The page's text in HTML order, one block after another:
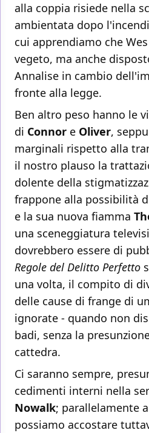
alla coppia risiede nella
ambientata dopo
cui apprendiamo che
vegeto, ma anche
Annalise in cambio
fronte alla legge.
Ben altro peso hanno le
di Connor e Oliver,
marginali rispetto alla
il nostro plauso la
dolente della
frappone alla possibilità
e la sua nuova fiamma
una sceneggiatura
dovrebbero essere di
Regole del Delitto Perfetto
una volta, il compito di
delle cause di frange di
ignorate - quando non
badi, senza la
cattedra.
Ci saranno sempre,
cedimenti interni nella
Nowalk; parallelamente
possiamo accostare